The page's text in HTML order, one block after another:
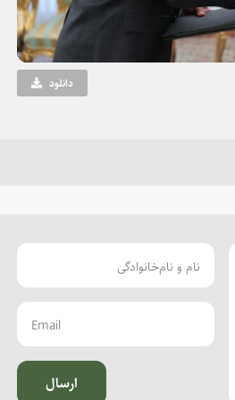
دانلود
ارسال